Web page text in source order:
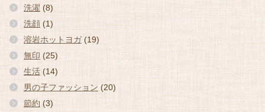
洗濯 (8)
洗顔 (1)
溶岩ホットヨガ(19)
無印 (25)
生活 (14)
男の子ファッション (20)
節約 (3)